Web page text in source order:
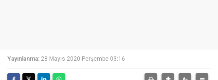
Yayınlanma: 28 Mayıs 2020 Perşembe 03:16